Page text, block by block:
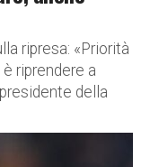
ripresa: «Priorità
riprendere a
della